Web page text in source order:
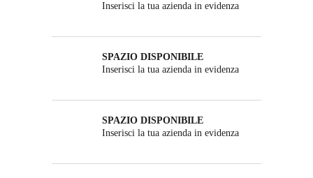
Inserisci la tua azienda in evidenza
SPAZIO DISPONIBILE
Inserisci la tua azienda in evidenza
SPAZIO DISPONIBILE
Inserisci la tua azienda in evidenza